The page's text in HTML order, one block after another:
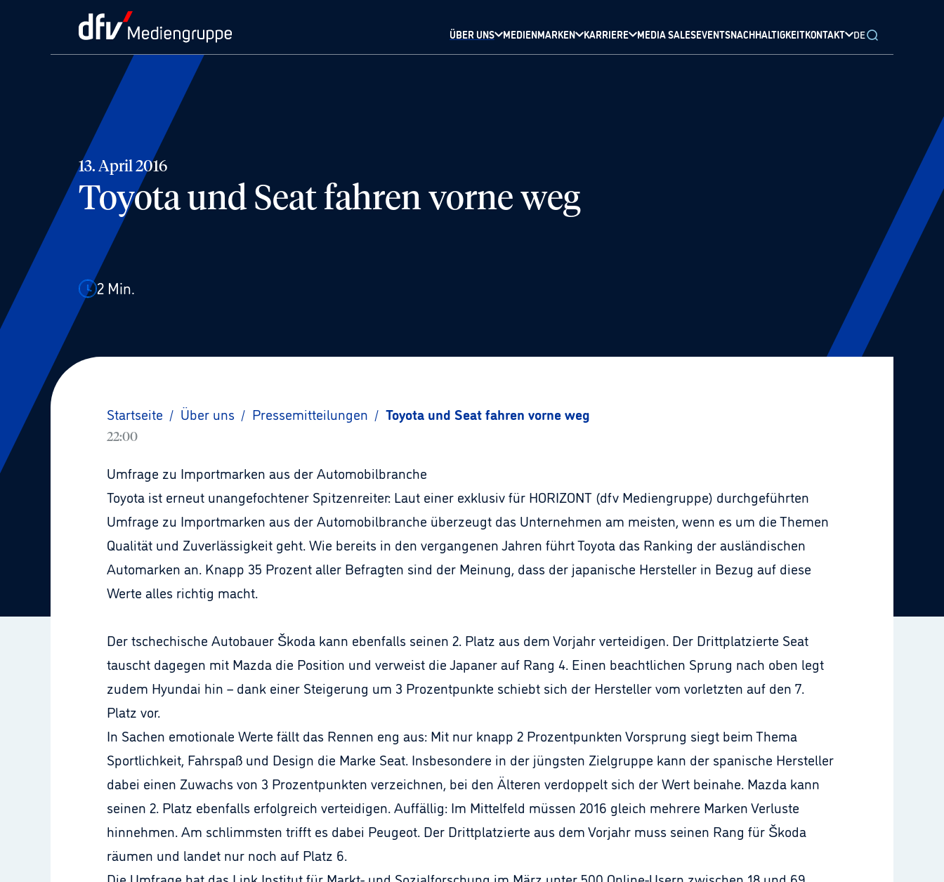
ÜBER UNS MEDIENMARKEN KARRIERE MEDIA SALESEVENTSNACHHALTIGKEITKONTAKT DE
13. April 2016
Toyota und Seat fahren vorne weg
2 Min.
Startseite / Über uns / Pressemitteilungen / Toyota und Seat fahren vorne weg
22:00
Umfrage zu Importmarken aus der Automobilbranche
Toyota ist erneut unangefochtener Spitzenreiter: Laut einer exklusiv für HORIZONT (dfv Mediengruppe) durchgeführten
Umfrage zu Importmarken aus der Automobilbranche überzeugt das Unternehmen am meisten, wenn es um die Themen
Qualität und Zuverlässigkeit geht. Wie bereits in den vergangenen Jahren führt Toyota das Ranking der ausländischen
Automarken an. Knapp 35 Prozent aller Befragten sind der Meinung, dass der japanische Hersteller in Bezug auf diese
Werte alles richtig macht.
Der tschechische Autobauer Škoda kann ebenfalls seinen 2. Platz aus dem Vorjahr verteidigen. Der Drittplatzierte Seat
tauscht dagegen mit Mazda die Position und verweist die Japaner auf Rang 4. Einen beachtlichen Sprung nach oben legt
zudem Hyundai hin – dank einer Steigerung um 3 Prozentpunkte schiebt sich der Hersteller vom vorletzten auf den 7.
Platz vor.
In Sachen emotionale Werte fällt das Rennen eng aus: Mit nur knapp 2 Prozentpunkten Vorsprung siegt beim Thema
Sportlichkeit, Fahrspaß und Design die Marke Seat. Insbesondere in der jüngsten Zielgruppe kann der spanische Hersteller
dabei einen Zuwachs von 3 Prozentpunkten verzeichnen, bei den Älteren verdoppelt sich der Wert beinahe. Mazda kann
seinen 2. Platz ebenfalls erfolgreich verteidigen. Auffällig: Im Mittelfeld müssen 2016 gleich mehrere Marken Verluste
hinnehmen. Am schlimmsten trifft es dabei Peugeot. Der Drittplatzierte aus dem Vorjahr muss seinen Rang für Škoda
räumen und landet nur noch auf Platz 6.